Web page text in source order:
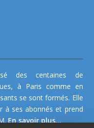
des centaines de
à Paris comme en
se sont formés. Elle
à ses abonnés et prend
En savoir plus...